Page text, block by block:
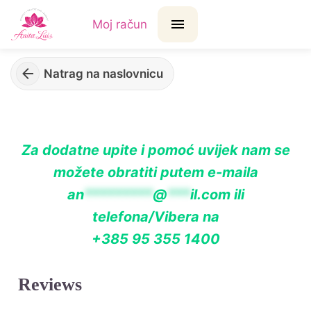
Moj račun
Natrag na naslovnicu
Za dodatne upite i pomoć uvijek nam se
možete obratiti putem e-maila
an*********@***il.comili
telefona/Vibera na
+385 95 355 1400
Reviews